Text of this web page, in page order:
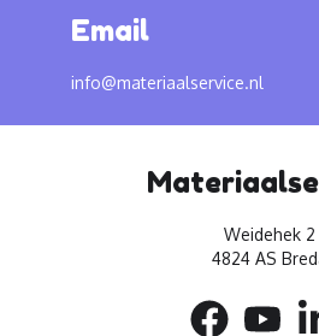
Email
info@materiaalservice.nl
Weidehek 2
4824 AS